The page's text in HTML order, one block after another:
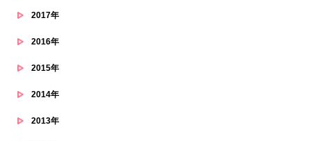
2017年
2016年
2015年
2014年
2013年